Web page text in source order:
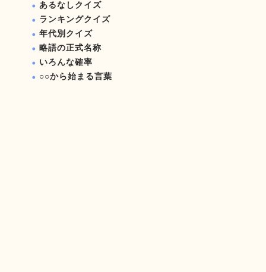
あるなしクイズ
ランキングクイズ
年代別クイズ
略語の正式名称
いろんな確率
○○から始まる言葉